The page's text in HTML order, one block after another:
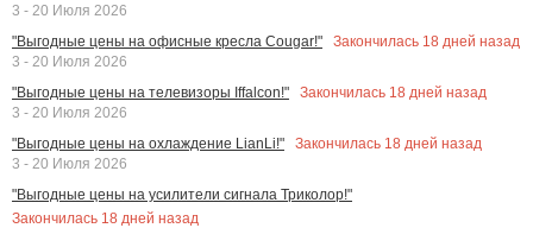
3 - 20 Июля 2026
"Выгодные цены на офисные кресла Cougar!"
Закончилась 18 дней назад
3 - 20 Июля 2026
"Выгодные цены на телевизоры Iffalcon!"
Закончилась 18 дней назад
3 - 20 Июля 2026
"Выгодные цены на охлаждение LianLi!"
Закончилась 18 дней назад
3 - 20 Июля 2026
"Выгодные цены на усилители сигнала Триколор!"
Закончилась 18 дней назад